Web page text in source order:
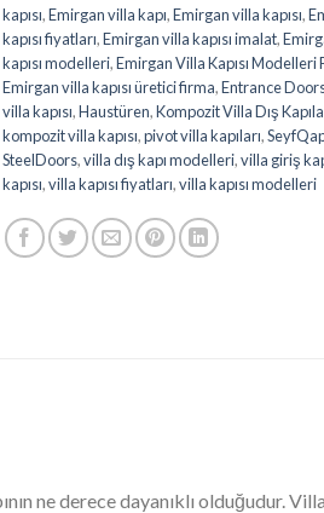
kapısı,Emirgan villa kapı,Emirgan villa kapısı,
kapısı fiyatları,Emirgan villa kapısı imalat,
kapısı modelleri,Emirgan Villa Kapısı Modelleri
Emirgan villa kapısı üretici firma,Entrance
villa kapısı,Haustüren,Kompozit Villa Dış
kompozit villa kapısı,pivot villa kapıları,
SteelDoors,villa dış kapı modelleri,villa giriş
kapısı,villa kapısı fiyatları,villa kapısı modelleri
ne derece dayanıklı olduğudur.